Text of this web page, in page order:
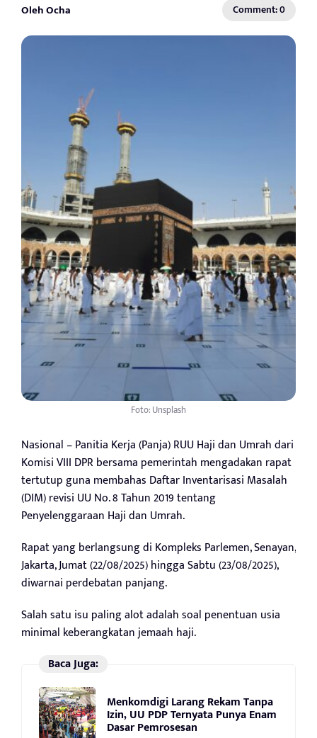
Oleh Ocha Comment: 0
Foto: Unsplash
Nasional – Panitia Kerja (Panja) RUU Haji dan Umrah dari
Komisi VIII DPR bersama pemerintah mengadakan rapat
tertutup guna membahas Daftar Inventarisasi Masalah
(DIM) revisi UU No. 8 Tahun 2019 tentang
Penyelenggaraan Haji dan Umrah.
Rapat yang berlangsung di Kompleks Parlemen, Senayan,
Jakarta, Jumat (22/08/2025) hingga Sabtu (23/08/2025),
diwarnai perdebatan panjang.
Salah satu isu paling alot adalah soal penentuan usia
minimal keberangkatan jemaah haji.
Baca Juga:
Menkomdigi Larang Rekam Tanpa
Izin, UU PDP Ternyata Punya Enam
Dasar Pemrosesan